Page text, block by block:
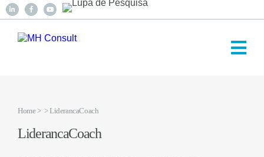
Home > > LiderancaCoach
LiderancaCoach